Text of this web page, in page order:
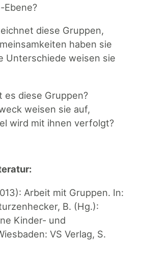
Ebene?
diese Gruppen,
haben sie
Unterschiede weisen sie
es diese Gruppen?
weisen sie auf,
wird mit ihnen verfolgt?
Arbeit mit Gruppen. In:
B. (Hg.):
Kinder- und
VS Verlag, S.